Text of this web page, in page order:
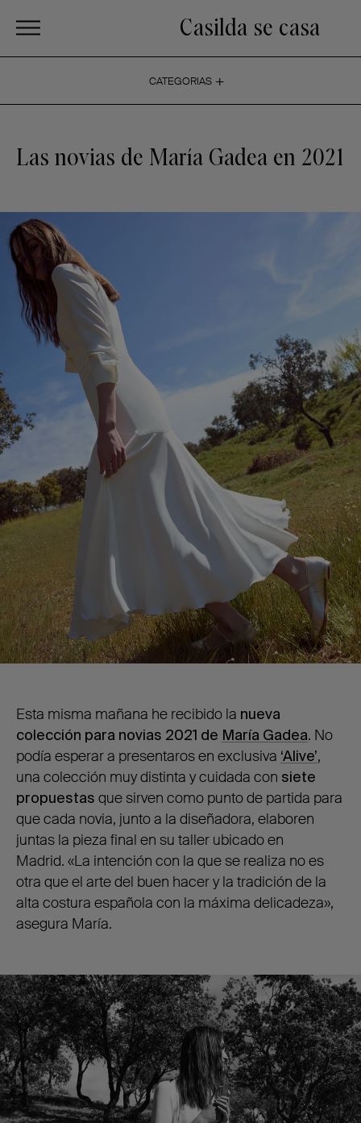
Casilda se casa
CATEGORIAS +
Las novias de María Gadea en 2021
Esta misma mañana he recibido la nueva
colección para novias 2021 de María Gadea. No
podía esperar a presentaros en exclusiva ‘Alive’,
una colección muy distinta y cuidada con siete
propuestas que sirven como punto de partida para
que cada novia, junto a la diseñadora, elaboren
juntas la pieza final en su taller ubicado en
Madrid. «La intención con la que se realiza no es
otra que el arte del buen hacer y la tradición de la
alta costura española con la máxima delicadeza»,
asegura María.